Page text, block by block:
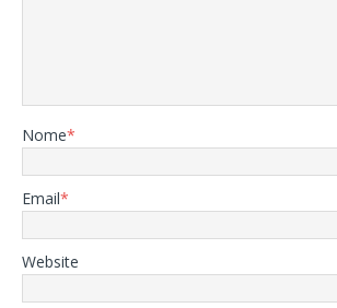
Nome*
Email*
Website